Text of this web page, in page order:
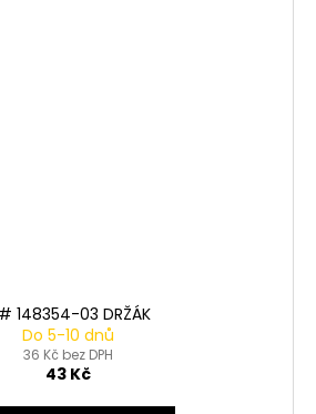
148354-03 DRŽÁK
Do 5-10 dnů
36 Kč bez DPH
43 Kč